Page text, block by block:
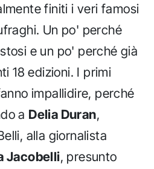
finiti i veri famosi
Un po' perché
e un po' perché già
18 edizioni. I primi
impallidire, perché
a Delia Duran,
alla giornalista
Jacobelli, presunto